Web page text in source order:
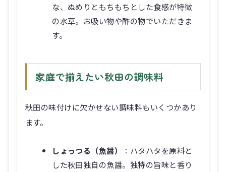
な、ぬめりともちもちとした食感が特徴
の水草。お吸い物や酢の物でいただきま
す。
家庭で揃えたい秋田の調味料
秋田の味付けに欠かせない調味料もいくつかあり
ます。
しょっつる（魚醤）
：ハタハタを原料と
した秋田独自の魚醤。独特の旨味と香り